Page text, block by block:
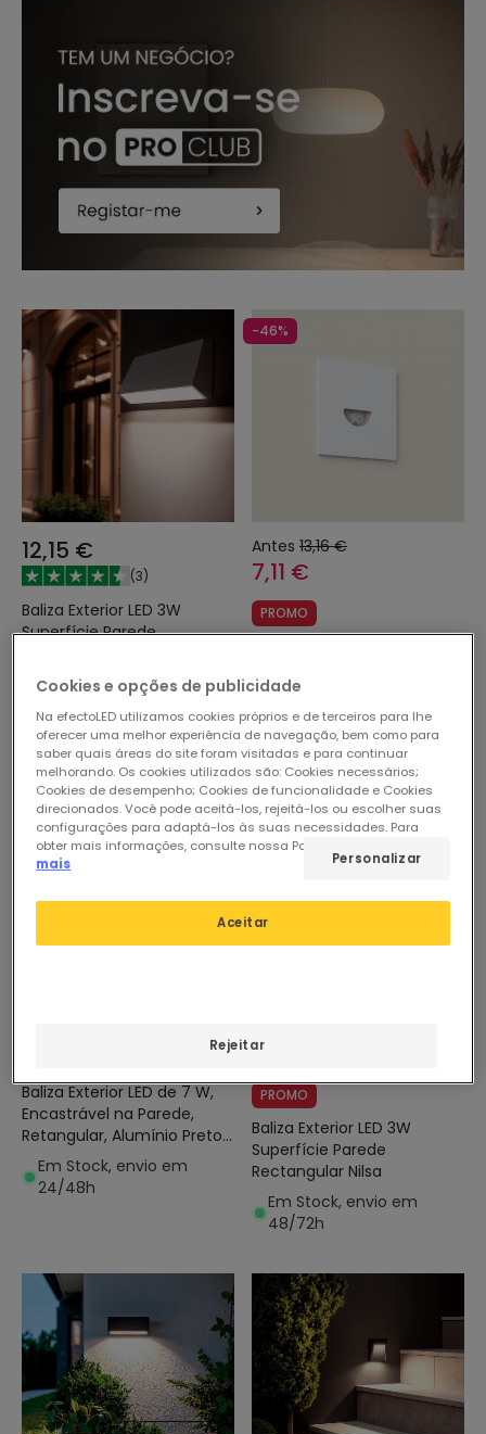
12,15 €
(3)
Baliza Exterior LED 3W
Superfície Parede
Em Stock, envio em
-46%
Antes 13,16 €
7,11 €
PROMO
para Parede, Quadrada,
Branca, Guell
Em Stock, envio em
24/48h
Baliza Exterior LED de 7 W,
Encastrável na Parede,
Retangular, Alumínio Preto,
Groult
Em Stock, envio em
24/48h
-10%
9,14 €
PROMO
Baliza Exterior LED 3W
Superfície Parede
Rectangular Nilsa
Em Stock, envio em
48/72h
Cookies e opções de publicidade
Na efectoLED utilizamos cookies próprios e de terceiros para lhe
oferecer uma melhor experiência de navegação, bem como para
saber quais áreas do site foram visitadas e para continuar
melhorando. Os cookies utilizados são: Cookies necessários;
Cookies de desempenho; Cookies de funcionalidade e Cookies
direcionados. Você pode aceitá-los, rejeitá-los ou escolher suas
configurações para adaptá-los às suas necessidades. Para
obter mais informações, consulte nossa Política de Cookies.
mais
Rejeitar
Aceitar
Personalizar